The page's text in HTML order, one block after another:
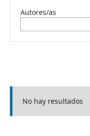
Autores/as
No hay resultados